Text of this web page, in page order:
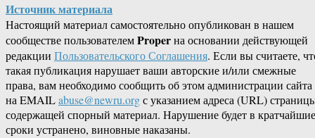
Источник материала
Настоящий материал самостоятельно опубликован в нашем
сообществе пользователемProperна основании действующей
редакции Пользовательского Соглашения. Если вы считаете,
такая публикация нарушает ваши авторские и/или смежные
права, вам необходимо сообщить об этом администрации сайта
на EMAILabuse@newru.orgс указанием адреса (URL)
содержащей спорный материал. Нарушение будет в кратчайшие
сроки устранено, виновные наказаны.